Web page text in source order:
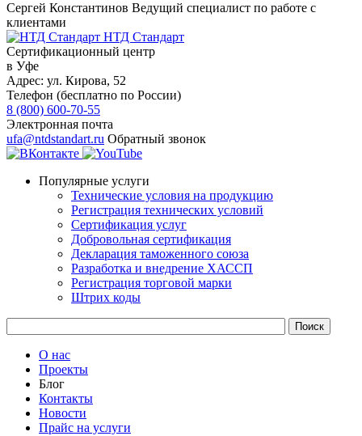
Сергей Константинов Ведущий специалист по работе с
клиентами
НТД Стандарт
Сертификационный центр
в Уфе
Адрес: ул. ​​Кирова, 52
Телефон (бесплатно по России)
8 (800) 600-70-55
Электронная почта
ufa@ntdstandart.ru Обратный звонок
Популярные услуги
Технические условия на продукцию
Регистрация технических условий
Сертификация услуг
Добровольная сертификация
Декларация таможенного союза
Разработка и внедрение ХАССП
Регистрация торговой марки
Штрих коды
О нас
Проекты
Блог
Контакты
Новости
Прайс на услуги